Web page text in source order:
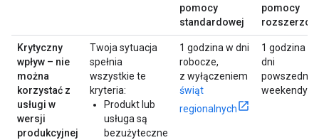
pomocy
standardowej
pomocy
Krytyczny
wpływ – nie
można
korzystać z
usługi w
wersji
produkcyjnej
Twoja sytuacja
spełnia
wszystkie te
kryteria:
Produkt lub
usługa są
bezużyteczne
1 godzina w dni
robocze,
z wyłączeniem
świąt
regionalnych
1 godzina w
dni
powszednie
weekendy